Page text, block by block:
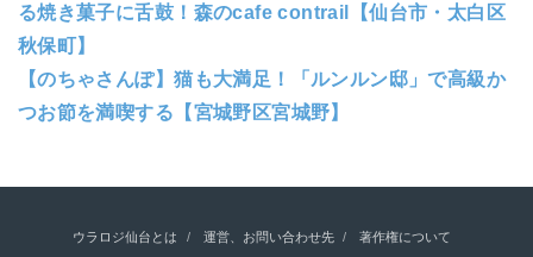
る焼き菓子に舌鼓！森のcafe contrail【仙台市・太白区
秋保町】
【のちゃさんぽ】猫も大満足！「ルンルン邸」で高級か
つお節を満喫する【宮城野区宮城野】
ウラロジ仙台とは 運営、お問い合わせ先 著作権について